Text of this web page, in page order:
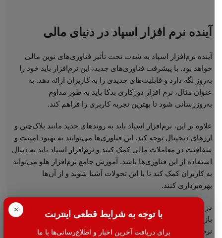
× با توجه به شرایط قطعی اینترنت
برای دریافت آخرین اخبار و اطلاع‌رسانی‌ها با ما
آینده نرم افزار اسپاد در دنیای مالی
آینده نرم‌افزار اسپاد به شدت تحت تأثیر فناوری‌های نوین مالی
خواهد بود. با پیشرفت فناوری‌های جدید، این نرم‌افزار باید خود را
به‌روز نگه دارد و قابلیت‌های جدیدی را به کاربران ارائه دهد. به
عنوان مثال، نرم افزار دورکاری بدکا باید به طور مداوم
به‌روزرسانی شود تا بهترین تجربه کاربری را فراهم کند.
علاوه بر این، نرم‌افزار اسپاد باید به روندهای جدید مانند بلاک‌چین و
ارزهای دیجیتال توجه کند. این فناوری‌ها می‌توانند به بهبود امنیت و
شفافیت در معاملات مالی کمک کنند و نرم‌افزار اسپاد باید به دنبال
استفاده از این فناوری‌ها باشد. آموزش جامع نرم‌افزار هلو می‌تواند
به کاربران کمک کند تا با این تحولات آشنا شوند و از آن‌ها
بهره‌برداری کنند.
در نهایت، آینده نرم‌افزار اسپاد به توانایی آن در سازگاری با تغییرات
بازار بستگی دارد. با توجه به تحولات سریع در دنیای مالی، این
نرم‌افزار باید بتواند به سرعت به نیازهای جدید پاسخ دهد و